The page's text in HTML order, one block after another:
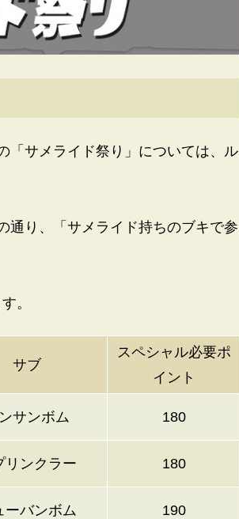
サメライド祭り」については、ル
り、「サメライド持ちのブキで参
。
サブ
スペシャル必要ポ
イント
サンボム 180
リンクラー 180
ーバンボム 190